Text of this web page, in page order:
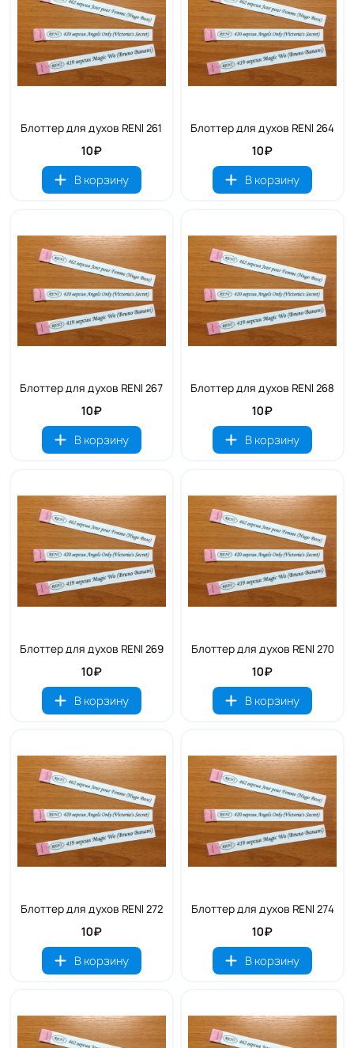
Блоттер для духов RENI 261
10₽
В корзину
Блоттер для духов RENI 264
10₽
В корзину
Блоттер для духов RENI 267
10₽
В корзину
Блоттер для духов RENI 268
10₽
В корзину
Блоттер для духов RENI 269
10₽
В корзину
Блоттер для духов RENI 270
10₽
В корзину
Блоттер для духов RENI 272
10₽
В корзину
Блоттер для духов RENI 274
10₽
В корзину